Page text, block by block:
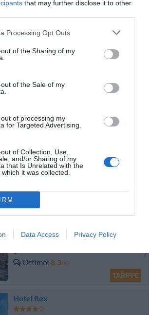
that may further disclose it to other
Processing Opt Outs
of the Sharing of my
of the Sale of my
of processing my
for Targeted Advertising.
of Collection, Use,
and/or Sharing of my
that Is Unrelated with the
it was collected.
Data Access Privacy Policy
Villa Maria
16.29 km
dal centro
Hotel La Pace
Buono 7.3/10
Borgo Di Alica
0 Recensioni
Ottimo 8.3/10
TARIFFE
Hotel Rex